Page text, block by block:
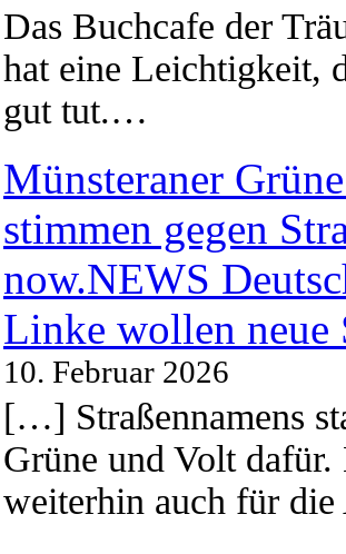
Das Buchcafe der
hat eine Leichtigkeit,
gut tut.…
Münsteraner
stimmen gegen
now.NEWS
Linke wollen neue
10. Februar 2026
[…] Straßennamens
Grüne und Volt
weiterhin auch für